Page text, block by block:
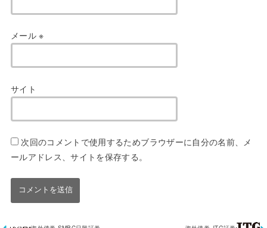
メール※
サイト
次回のコメントで使用するためブラウザーに自分の名前、メ
ールアドレス、サイトを保存する。